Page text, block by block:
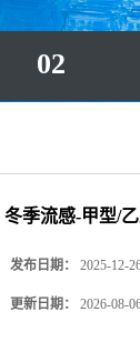
02
冬季流感-甲型/
发布日期： 2025-12-
更新日期： 2026-08-